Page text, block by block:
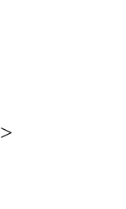
>